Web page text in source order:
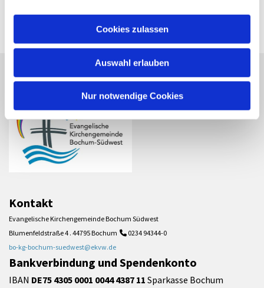
Cookies zulassen
Auswahl erlauben
Nur notwendige Cookies
Kontakt
Evangelische Kirchengemeinde Bochum Südwest
Blumenfeldstraße 4 . 44795 Bochum  0234 94344-0
bo-kg-bochum-suedwest@ekvw.de
Bankverbindung und Spendenkonto
IBAN DE75 4305 0001 0044 4387 11 Sparkasse Bochum